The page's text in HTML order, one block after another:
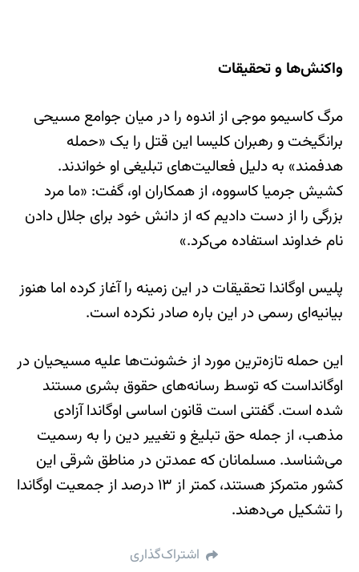
واکنش‌ها و تحقیقات
مرگ کاسیمو موجی از اندوه را در میان جوامع مسیحی
برانگیخت و رهبران کلیسا این قتل را یک «حمله
هدفمند» به دلیل فعالیت‌های تبلیغی او خواندند.
کشیش جرمیا کاسووه، از همکاران او، گفت: «ما مرد
بزرگی را از دست دادیم که از دانش خود برای جلال دادن
نام خداوند استفاده می‌کرد.»
پلیس اوگاندا تحقیقات در این زمینه را آغاز کرده اما هنوز
بیانیه‌ای رسمی در این باره صادر نکرده است.
این حمله تازه‌ترین مورد از خشونت‌ها علیه مسیحیان در
اوگانداست که توسط رسانه‌های حقوق بشری مستند
شده است. گفتنی است قانون اساسی اوگاندا آزادی
مذهب، از جمله حق تبلیغ و تغییر دین را به رسمیت
می‌شناسد. مسلمانان که عمدتن در مناطق شرقی این
کشور متمرکز هستند، کمتر از ۱۳ درصد از جمعیت اوگاندا
را تشکیل می‌دهند.
اشتراک‌گذاری